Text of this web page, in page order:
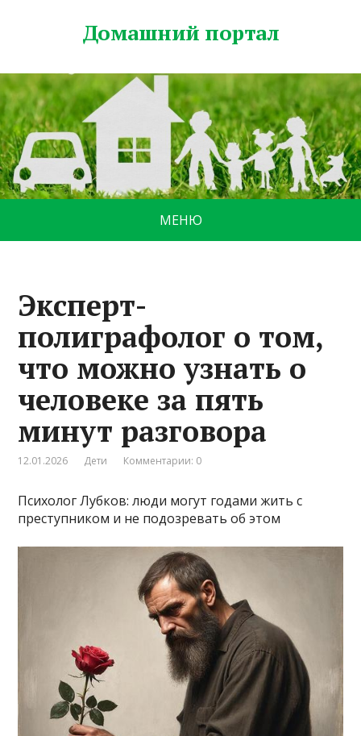
Домашний портал
МЕНЮ
Эксперт-
полиграфолог о том,
что можно узнать о
человеке за пять
минут разговора
12.01.2026 Дети Комментарии: 0
Психолог Лубков: люди могут годами жить с
преступником и не подозревать об этом